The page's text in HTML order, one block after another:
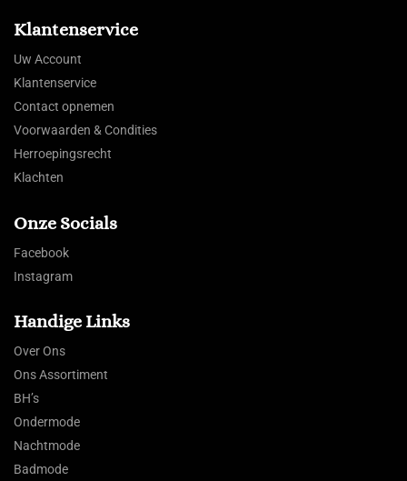
Klantenservice
Uw Account
Klantenservice
Contact opnemen
Voorwaarden & Condities
Herroepingsrecht
Klachten
Onze Socials
Facebook
Instagram
Handige Links
Over Ons
Ons Assortiment
BH’s
Ondermode
Nachtmode
Badmode